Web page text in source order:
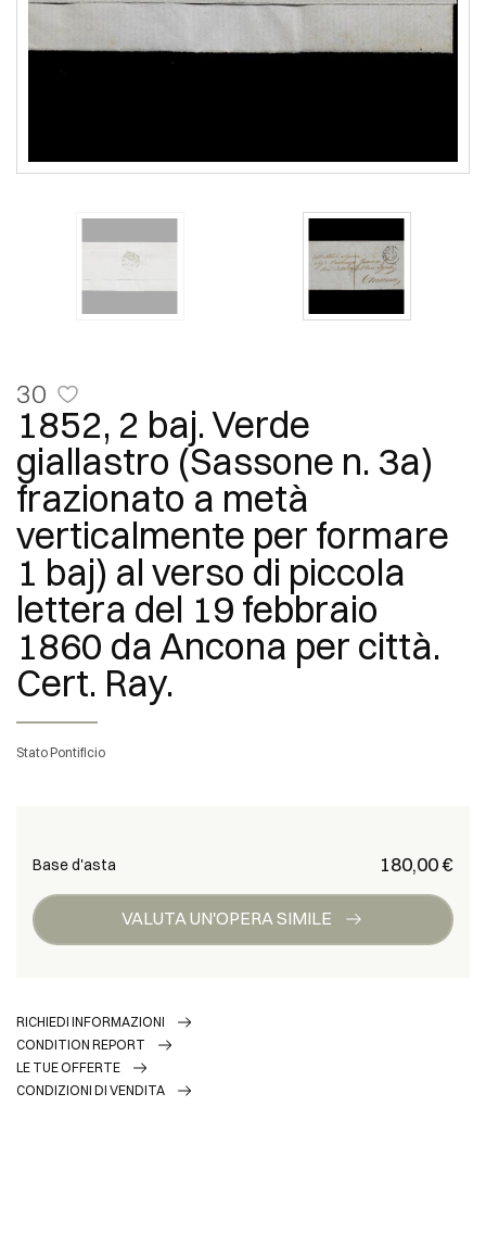
30
1852, 2 baj. Verde
giallastro (Sassone n. 3a)
frazionato a metà
verticalmente per formare
1 baj) al verso di piccola
lettera del 19 febbraio
1860 da Ancona per città.
Cert. Ray.
Stato Pontificio
€ 180,00
Base d'asta
VALUTA UN'OPERA SIMILE
RICHIEDI INFORMAZIONI
CONDITION REPORT
LE TUE OFFERTE
CONDIZIONI DI VENDITA